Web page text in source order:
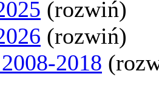
(rozwiń)
(rozwiń)
2018